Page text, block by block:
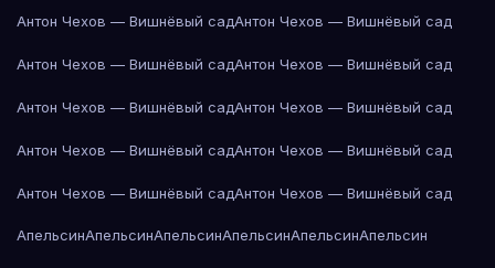
Антон Чехов — Вишнёвый садАнтон Чехов — Вишнёвый сад
Антон Чехов — Вишнёвый садАнтон Чехов — Вишнёвый сад
Антон Чехов — Вишнёвый садАнтон Чехов — Вишнёвый сад
Антон Чехов — Вишнёвый садАнтон Чехов — Вишнёвый сад
Антон Чехов — Вишнёвый садАнтон Чехов — Вишнёвый сад
АпельсинАпельсинАпельсинАпельсинАпельсинАпельсин